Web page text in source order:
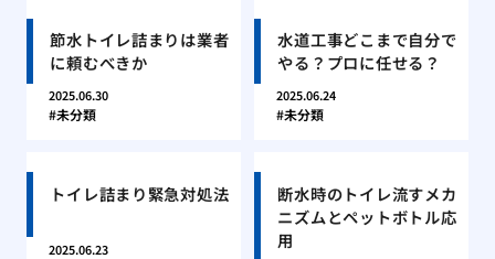
節水トイレ詰まりは業者
に頼むべきか
2025.06.30
未分類
水道工事どこまで自分で
やる？プロに任せる？
2025.06.24
未分類
トイレ詰まり緊急対処法
2025.06.23
断水時のトイレ流すメカ
ニズムとペットボトル応
用